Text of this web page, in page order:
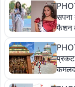
सपना
फैशन
बेटी
को
प्रकट